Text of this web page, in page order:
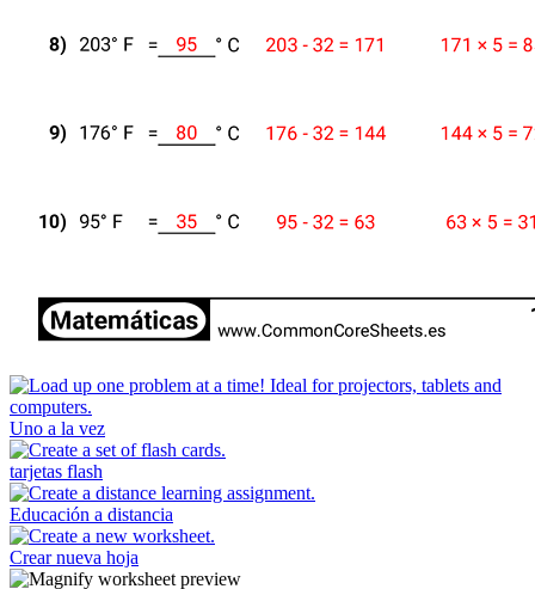
Uno a la vez
tarjetas flash
Educación a distancia
Crear nueva hoja